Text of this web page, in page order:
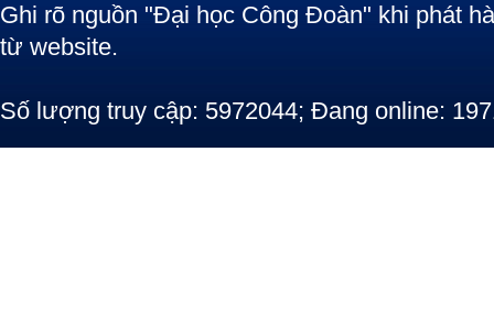
Ghi rõ nguồn "Đại học Công Đoàn" khi phát
từ website.
Số lượng truy cập: 5972044; Đang online: